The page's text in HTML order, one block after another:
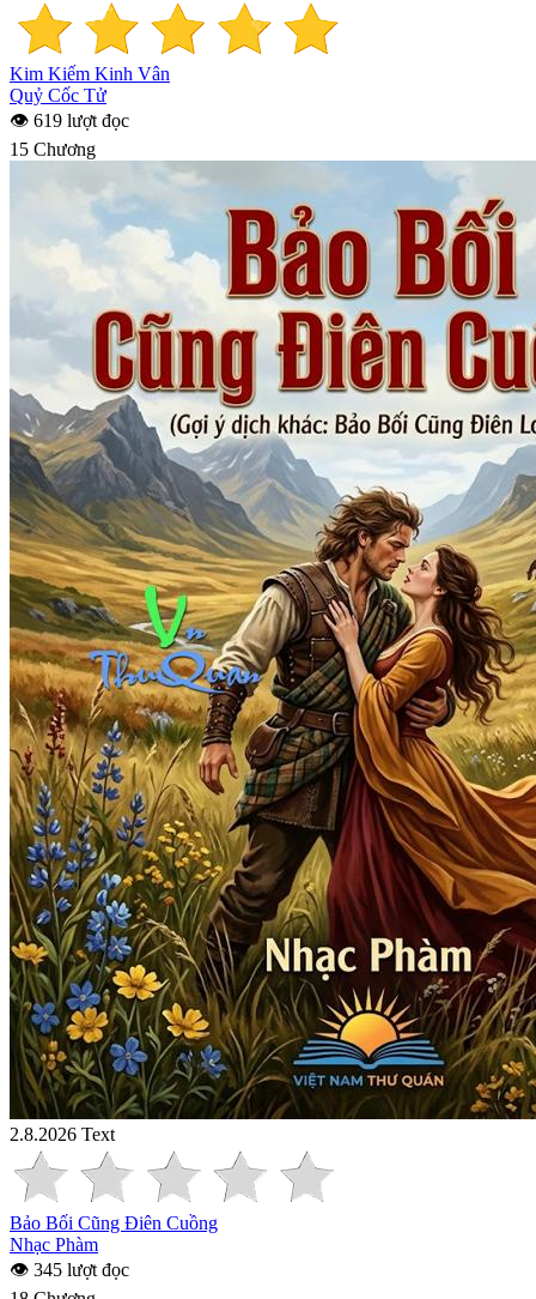
Kim Kiếm Kinh Vân
Quỷ Cốc Tử
👁 619 lượt đọc
15 Chương
2.8.2026 Text
Bảo Bối Cũng Điên Cuồng
Nhạc Phàm
👁 345 lượt đọc